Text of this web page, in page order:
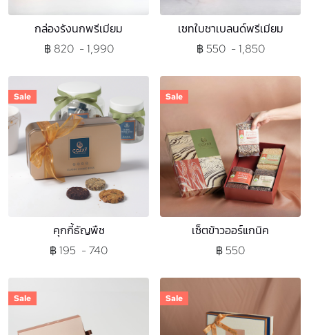
กล่องรังนกพรีเมียม
฿ 820 - 1,990
เซทใบชาเบลนด์พรีเมียม
฿ 550 - 1,850
Sale
คุกกี้ธัญพืช
฿ 195 - 740
Sale
เซ็ตข้าวออร์แกนิค
฿ 550
Sale Sale